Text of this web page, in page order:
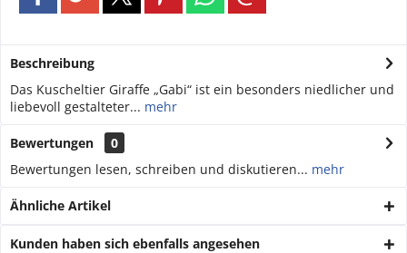
Beschreibung
Das Kuscheltier Giraffe „Gabi“ ist ein besonders niedlicher und
liebevoll gestalteter... mehr
Bewertungen
0
Bewertungen lesen, schreiben und diskutieren... mehr
Ähnliche Artikel
Kunden haben sich ebenfalls angesehen